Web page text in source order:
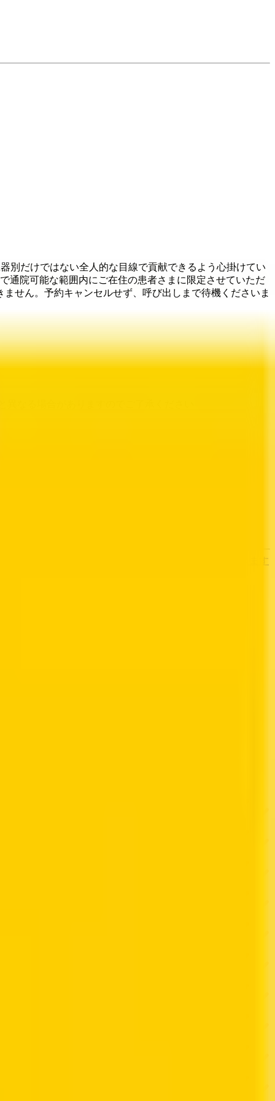
別だけではない全人的な目線で貢献できるよう心掛けてい
通院可能な範囲内にご在住の患者さまに限定させていただ
せん。予約キャンセルせず、呼び出しまで待機くださいま
なる場合がありますのでご了承ください
歯医者さんの対面診療予約・オンライン診療予約ができます